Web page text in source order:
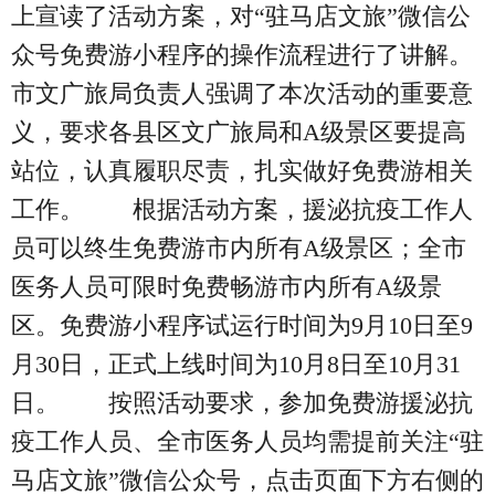
上宣读了活动方案，对“驻马店文旅”微信公
众号免费游小程序的操作流程进行了讲解。
市文广旅局负责人强调了本次活动的重要意
义，要求各县区文广旅局和A级景区要提高
站位，认真履职尽责，扎实做好免费游相关
工作。 根据活动方案，援泌抗疫工作人
员可以终生免费游市内所有A级景区；全市
医务人员可限时免费畅游市内所有A级景
区。免费游小程序试运行时间为9月10日至9
月30日，正式上线时间为10月8日至10月31
日。 按照活动要求，参加免费游援泌抗
疫工作人员、全市医务人员均需提前关注“驻
马店文旅”微信公众号，点击页面下方右侧的